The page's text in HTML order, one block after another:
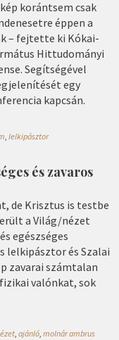
korántsem csak
éppen a
– fejtette ki Kókai-
Hittudományi
Segítségével
egy
kapcsán.
lelkipásztor
és zavaros
de Krisztus is testbe
a Világ/nézet
egészséges
lelkipásztor és Szalai
zavarai számtalan
valónkat, sok
, ajánló, molnár ambrus